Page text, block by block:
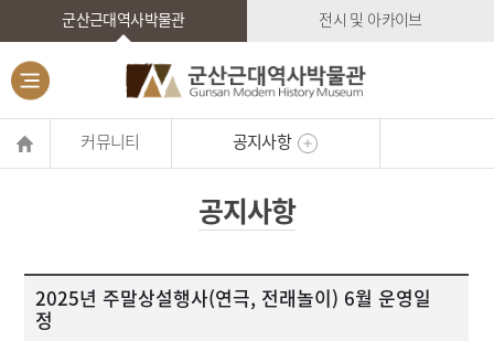
군산근대역사박물관 전시 및 아카이브
커뮤니티 공지사항
공지사항
2025년 주말상설행사(연극, 전래놀이) 6월 운영일
정